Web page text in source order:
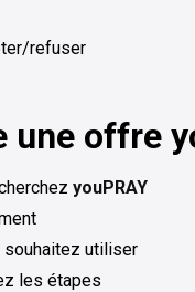
refuser
une offre
youPRAY
souhaitez utiliser
les étapes